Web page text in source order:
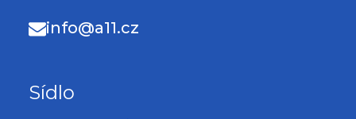
info@a11.cz
Sídlo